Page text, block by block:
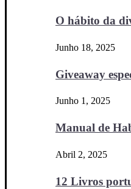
O hábito da
Junho 18, 2025
Giveaway
Junho 1, 2025
Manual de
Abril 2, 2025
12 Livros